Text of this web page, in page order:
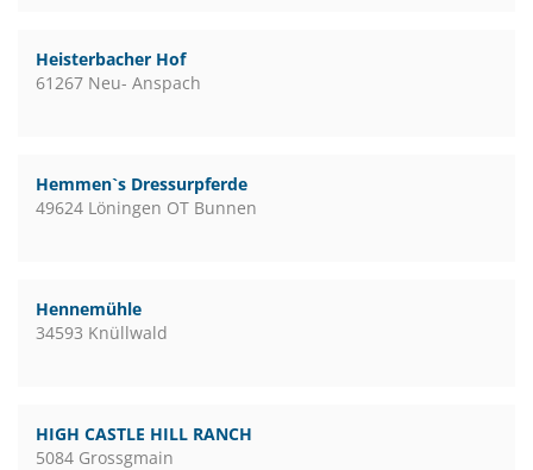
Heisterbacher Hof
61267 Neu- Anspach
Hemmen`s Dressurpferde
49624 Löningen OT Bunnen
Hennemühle
34593 Knüllwald
HIGH CASTLE HILL RANCH
5084 Grossgmain